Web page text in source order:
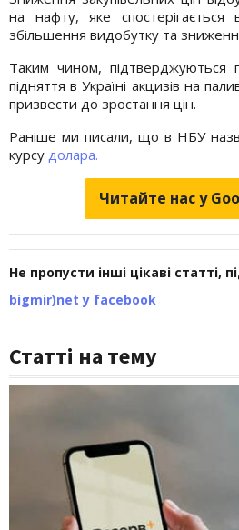
на нафту, яке спостерігається
збільшення видобутку та
Таким чином, підтверджуються
підняття в Україні акцизів на
призвести до зростання цін.
Раніше ми писали, що в НБУ
курсу долара.
Читайте нас у
Не пропусти інші цікаві статті,
bigmir)net у facebook
Статті на тему